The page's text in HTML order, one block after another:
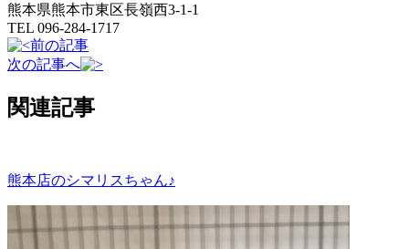
熊本県熊本市東区長嶺西3-1-1
TEL 096-284-1717
前の記事
次の記事へ
関連記事
熊本店のシマリスちゃん♪